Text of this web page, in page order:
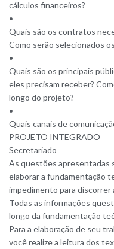
cálculos financeiros?
•
Quais são os contratos
Como serão selecionados
•
Quais são os principais
eles precisam receber?
longo do projeto?
•
Quais canais de
PROJETO INTEGRADO
Secretariado
As questões apresentadas
elaborar a fundamentação
impedimento para
Todas as informações
longo da fundamentação
Para a elaboração de seu
você realize a leitura dos